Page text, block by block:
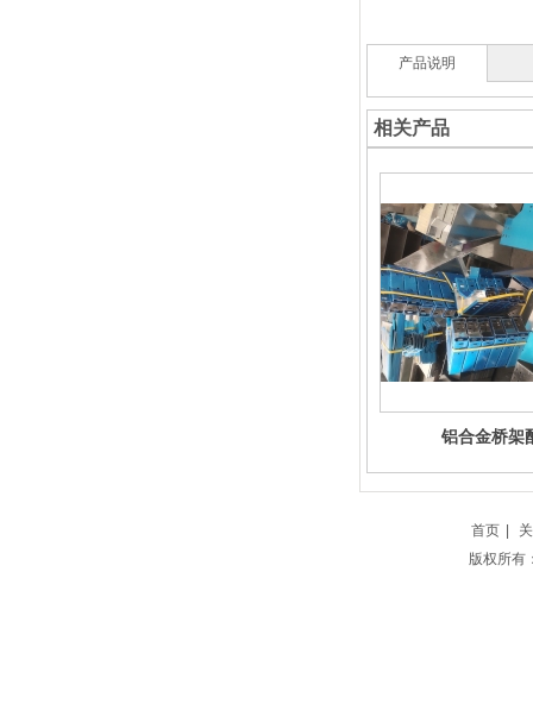
产品说明
相关产品
铝合金桥架
首页
版权所有